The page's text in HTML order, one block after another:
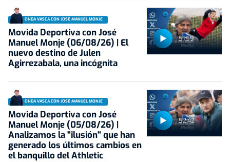
51:59
ONDA VASCA CON JOSÉ MANUEL MONJE
Movida Deportiva con José
Manuel Monje (06/08/26) | El
nuevo destino de Julen
Agirrezabala, una incógnita
52:42
ONDA VASCA CON JOSÉ MANUEL MONJE
Movida Deportiva con José
Manuel Monje (05/08/26) |
Analizamos la "ilusión" que han
generado los últimos cambios en
el banquillo del Athletic